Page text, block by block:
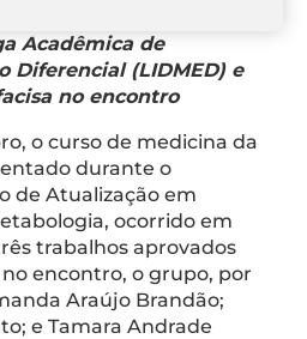
Acadêmica de
Diferencial (LIDMED) e
no encontro
o curso de medicina da
durante o
de Atualização em
ocorrido em
trabalhos aprovados
encontro, o grupo, por
Araújo Brandão;
e Tamara Andrade